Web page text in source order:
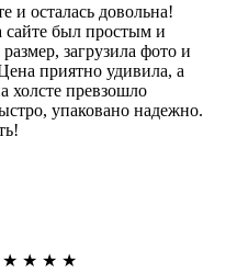
и осталась довольна!
был простым и
загрузила фото и
приятно удивила, а
холсте превзошло
упаковано надежно.
★ ★ ★ ★